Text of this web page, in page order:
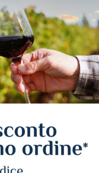
Frescobaldi
Toscana Igt
Cl.75 12°